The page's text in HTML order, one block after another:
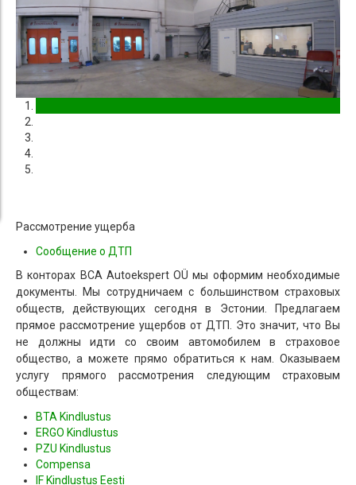
Рассмотрение ущерба
Сообщение о ДТП
В конторах BCA Autoekspert OÜ мы оформим необходимые
документы. Мы сотрудничаем с большинством страховых
обществ, действующих сегодня в Эстонии. Предлагаем
прямое рассмотрение ущербов от ДТП. Это значит, что Вы
не должны идти со своим автомобилем в страховое
общество, а можете прямо обратиться к нам. Оказываем
услугу прямого рассмотрения следующим страховым
обществам:
BTA Kindlustus
ERGO Kindlustus
PZU Kindlustus
Compensa
IF Kindlustus Eesti